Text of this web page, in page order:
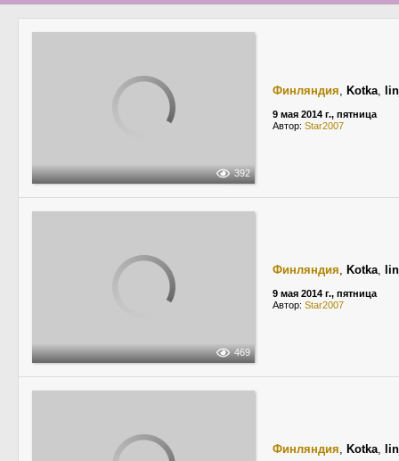
392
Финляндия, Kotka,
9 мая 2014 г., пятница
Автор: Star2007
469
Финляндия, Kotka,
9 мая 2014 г., пятница
Автор: Star2007
Финляндия, Kotka,